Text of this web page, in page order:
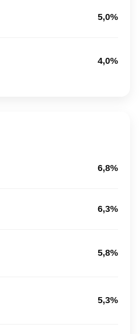
5,0%
4,0%
6,8%
6,3%
5,8%
5,3%